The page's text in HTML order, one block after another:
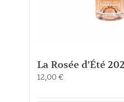
La Rosée d’Été
12,00 €